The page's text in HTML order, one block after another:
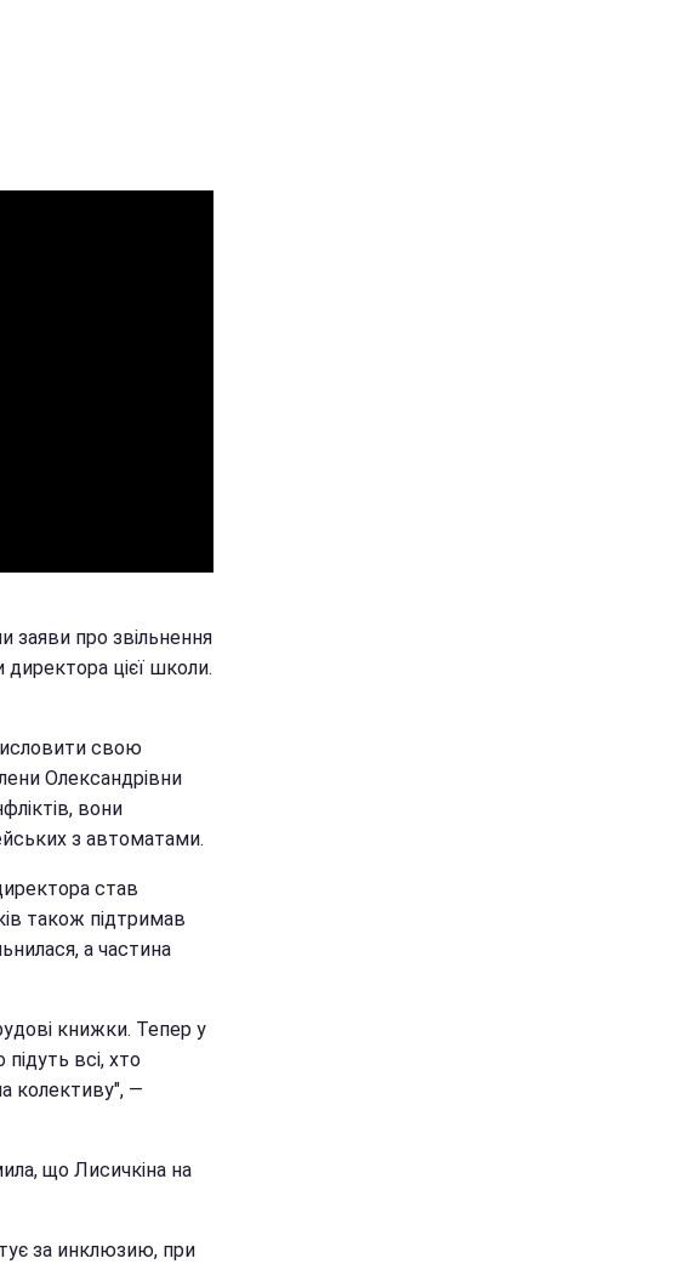
заяви про звільнення
директора цієї школи.
свою
Олександрівни
вони
з автоматами.
став
також підтримав
а частина
книжки. Тепер у
всі, хто
колективу", —
що Лисичкіна на
за инклюзию, при